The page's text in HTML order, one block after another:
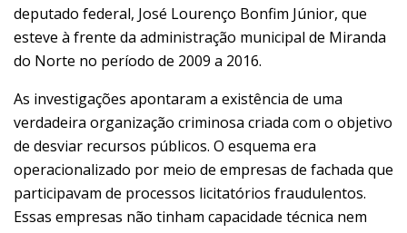
deputado federal, José Lourenço Bonfim Júnior, que
esteve à frente da administração municipal de Miranda
do Norte no período de 2009 a 2016.
As investigações apontaram a existência de uma
verdadeira organização criminosa criada com o objetivo
de desviar recursos públicos. O esquema era
operacionalizado por meio de empresas de fachada que
participavam de processos licitatórios fraudulentos.
Essas empresas não tinham capacidade técnica nem